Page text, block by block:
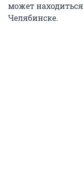
может
Челябинске.